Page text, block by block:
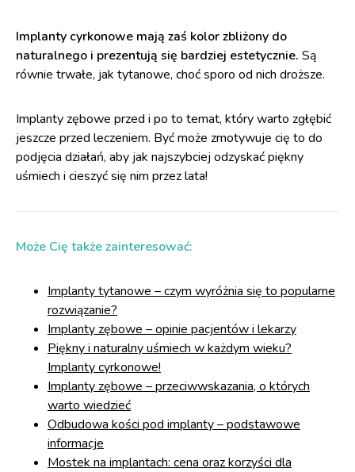
Implanty cyrkonowe mają zaś kolor zbliżony do
naturalnego i prezentują się bardziej estetycznie. Są
równie trwałe, jak tytanowe, choć sporo od nich droższe.
Implanty zębowe przed i po to temat, który warto zgłębić
jeszcze przed leczeniem. Być może zmotywuje cię to do
podjęcia działań, aby jak najszybciej odzyskać piękny
uśmiech i cieszyć się nim przez lata!
Może Cię także zainteresować:
Implanty tytanowe – czym wyróżnia się to popularne
rozwiązanie?
Implanty zębowe – opinie pacjentów i lekarzy
Piękny i naturalny uśmiech w każdym wieku?
Implanty cyrkonowe!
Implanty zębowe – przeciwwskazania, o których
warto wiedzieć
Odbudowa kości pod implanty – podstawowe
informacje
Mostek na implantach: cena oraz korzyści dla